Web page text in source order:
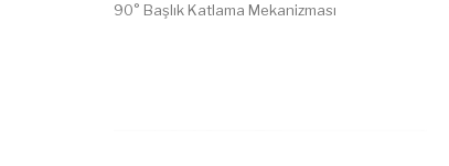
90° Başlık Katlama Mekanizması